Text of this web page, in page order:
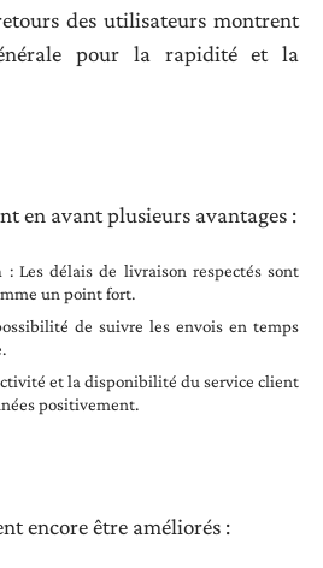
des utilisateurs montrent
pour la rapidité et la
en avant plusieurs avantages :
: Les délais de livraison respectés sont
un point fort.
de suivre les envois en temps
et la disponibilité du service client
positivement.
encore être améliorés :